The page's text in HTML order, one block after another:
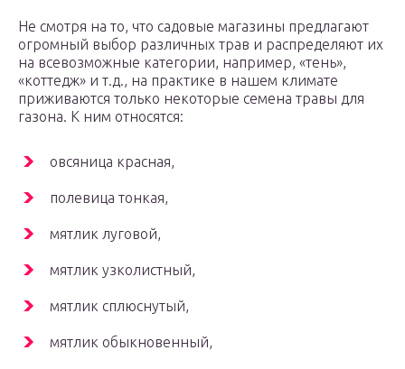
Не смотря на то, что садовые магазины предлагают
огромный выбор различных трав и распределяют их
на всевозможные категории, например, «тень»,
«коттедж» и т.д., на практике в нашем климате
приживаются только некоторые семена травы для
газона. К ним относятся:
овсяница красная,
полевица тонкая,
мятлик луговой,
мятлик узколистный,
мятлик сплюснутый,
мятлик обыкновенный,